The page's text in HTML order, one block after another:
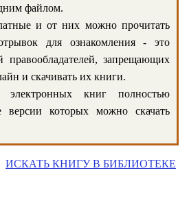
файлом.
и от них можно прочитать
для ознакомления - это
правообладателей, запрещающих
и скачивать их книги.
электронных книг полностью
версии которых можно скачать
ИСКАТЬ КНИГУ В БИБЛИОТЕКЕ